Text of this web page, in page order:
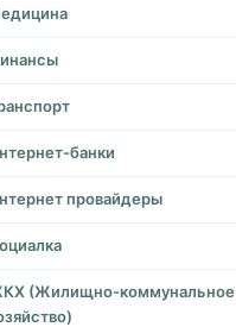
банки
провайдеры
(Жилищно-коммунальное